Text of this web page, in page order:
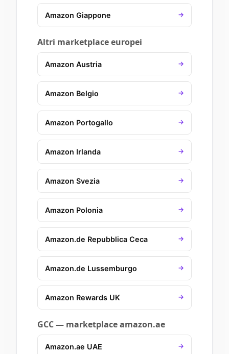
Amazon Giappone →
Altri marketplace europei
Amazon Austria →
Amazon Belgio →
Amazon Portogallo →
Amazon Irlanda →
Amazon Svezia →
Amazon Polonia →
Amazon.de Repubblica Ceca →
Amazon.de Lussemburgo →
Amazon Rewards UK →
GCC — marketplace amazon.ae
Amazon.ae UAE →